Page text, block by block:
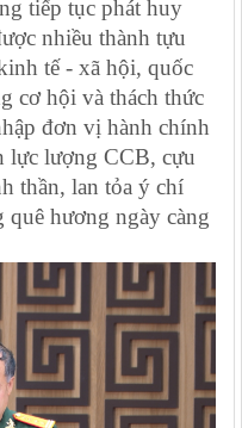
tiếp tục phát huy
nhiều thành tựu
tế - xã hội, quốc
cơ hội và thách thức
đơn vị hành chính
lực lượng CCB, cựu
thần, lan tỏa ý chí
hương ngày càng